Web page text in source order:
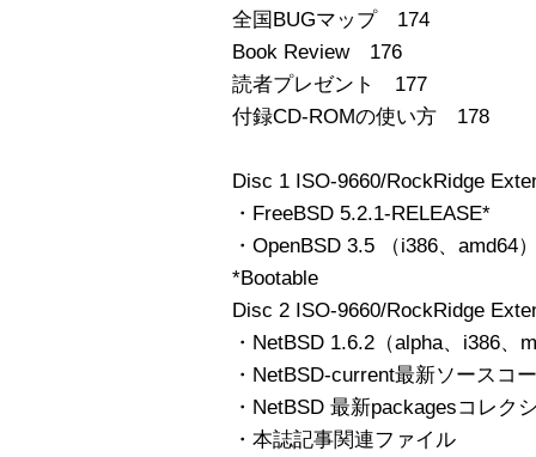
全国BUGマップ 174
Book Review 176
読者プレゼント 177
付録CD-ROMの使い方 178
Disc 1 ISO-9660/RockRidge
・FreeBSD 5.2.1-RELEASE*
・OpenBSD 3.5 （i386、amd64
*Bootable
Disc 2 ISO-9660/RockRidge
・NetBSD 1.6.2（alpha、i386、
・NetBSD-current最新ソースコ
・NetBSD 最新packagesコレク
・本誌記事関連ファイル